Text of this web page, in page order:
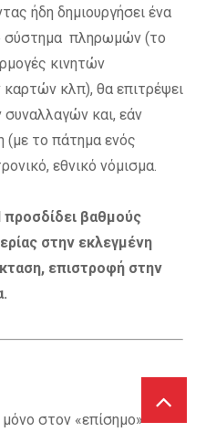
ήδη δημιουργήσει ένα
σύστημα πληρωμών (το
κινητών
κλπ), θα επιτρέψει
και, εάν
(με το πάτημα ενός
εθνικό νόμισμα.
προσδίδει βαθμούς
στην εκλεγμένη
επιστροφή στην
στον «επίσημο»